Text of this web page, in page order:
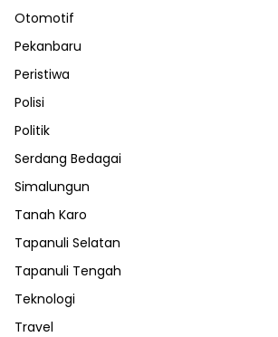
Otomotif
Pekanbaru
Peristiwa
Polisi
Politik
Serdang Bedagai
Simalungun
Tanah Karo
Tapanuli Selatan
Tapanuli Tengah
Teknologi
Travel